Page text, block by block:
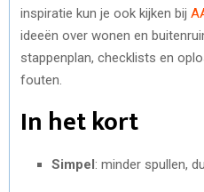
inspiratie kun je ook kijken bij
ideeën over wonen en
stappenplan, checklists en
fouten.
In het kort
Simpel: minder spullen,